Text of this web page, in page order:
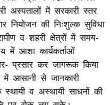
में सरकारी स्तर
नियोजन की निःशुल्क सुविधा
व शहरी क्षेत्रों में समय-
में आशा कार्यकर्ताओं
प्रसार कर जागरूक किया
में आसानी से जानकारी
व अस्थायी साधनों की